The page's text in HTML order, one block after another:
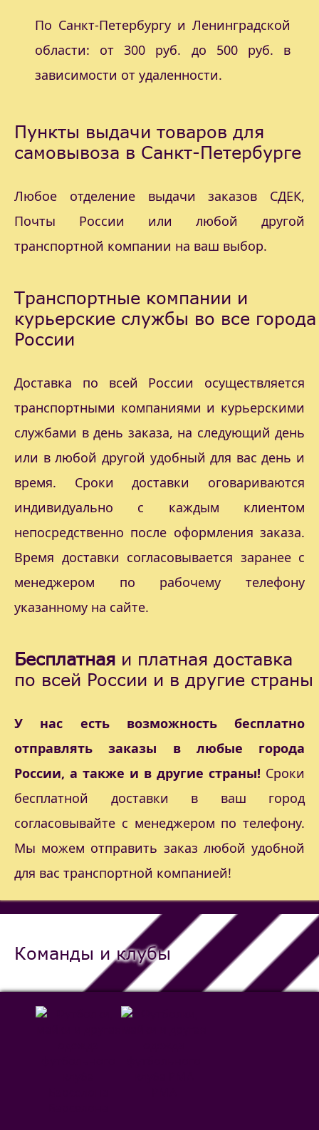
По Санкт-Петербургу и Ленинградской
области: от 300 руб. до 500 руб. в
зависимости от удаленности.
Пункты выдачи товаров для
самовывоза в Санкт-Петербурге
Любое отделение выдачи заказов СДЕК,
Почты России или любой другой
транспортной компании на ваш выбор.
Транспортные компании и
курьерские службы во все города
России
Доставка по всей России осуществляется
транспортными компаниями и курьерскими
службами в день заказа, на следующий день
или в любой другой удобный для вас день и
время. Сроки доставки оговариваются
индивидуально с каждым клиентом
непосредственно после оформления заказа.
Время доставки согласовывается заранее с
менеджером по рабочему телефону
указанному на сайте.
Бесплатная и платная доставка
по всей России и в другие страны
У нас есть возможность бесплатно
отправлять заказы в любые города
России, а также и в другие страны! Сроки
бесплатной доставки в ваш город
согласовывайте с менеджером по телефону.
Мы можем отправить заказ любой удобной
для вас транспортной компанией!
Команды и клубы